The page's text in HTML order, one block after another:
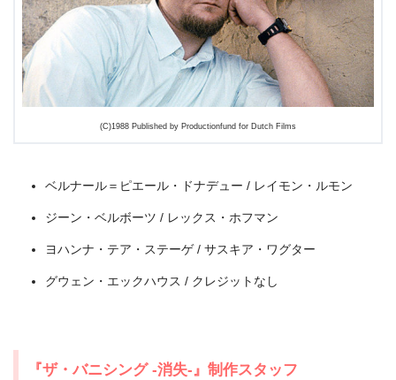
TSUTAYA TV
(C)1988 Published by Productionfund for Dutch Films
ベルナール＝ピエール・ドナデュー / レイモン・ルモン
ジーン・ベルボーツ / レックス・ホフマン
ヨハンナ・テア・ステーゲ / サスキア・ワグター
グウェン・エックハウス / クレジットなし
『ザ・バニシング -消失-』制作スタッフ